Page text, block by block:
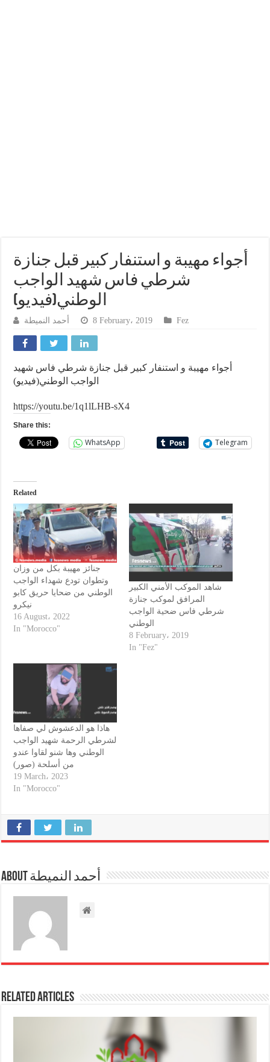
أجواء مهيبة و استنفار كبير قبل جنازة
شرطي فاس شهيد الواجب
الوطني(فيديو)
أحمد النميطة 8 February، 2019 Fez
أجواء مهيبة و استنفار كبير قبل جنازة شرطي فاس شهيد
الواجب الوطني(فيديو)
https://youtu.be/1q1lLHB-sX4
Share this:
WhatsApp Telegram
Related
جنائز مهيبة بكل من وزان
وتطوان تودع شهداء الواجب
الوطني من ضحايا حريق كابو
نيكرو
16 August، 2022
In "Morocco"
شاهد الموكب الأمني الكبير
المرافق لموكب جنازة
شرطي فاس ضحية الواجب
الوطني
8 February، 2019
In "Fez"
هاذا هو الدعشوش لي صفاها
لشرطي الرحمة شهيد الواجب
الوطني وها شنو لقاوا عندو
من أسلحة (صور)
19 March، 2023
In "Morocco"
About أحمد النميطة
Related Articles